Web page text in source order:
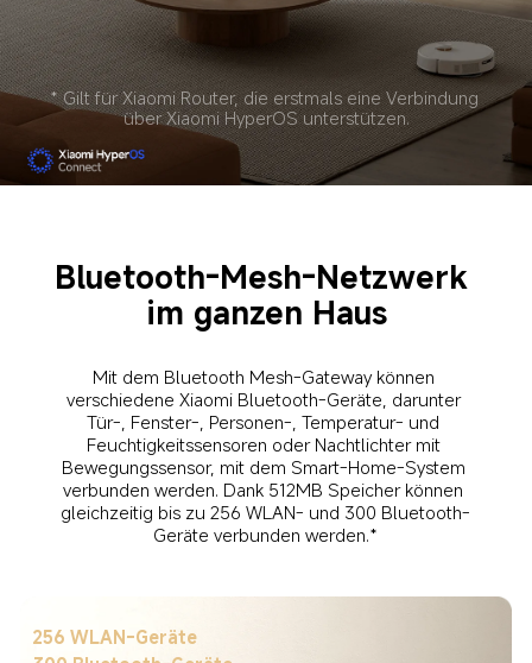
* Gilt für Xiaomi Router, die erstmals eine Verbindung
über Xiaomi HyperOS unterstützen.
Bluetooth-Mesh-Netzwerk
im ganzen Haus
Mit dem Bluetooth Mesh-Gateway können
verschiedene Xiaomi Bluetooth-Geräte, darunter
Tür-, Fenster-, Personen-, Temperatur- und
Feuchtigkeitssensoren oder Nachtlichter mit
Bewegungssensor, mit dem Smart-Home-System
verbunden werden. Dank 512MB Speicher können
gleichzeitig bis zu 256 WLAN- und 300 Bluetooth-
Geräte verbunden werden.*
256 WLAN-Geräte